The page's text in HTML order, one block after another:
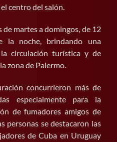
centro del salón.
de martes a domingos, de 12
la noche, brindando una
circulación turística y de
zona de Palermo.
concurrieron más de
especialmente para la
de fumadores amigos de
personas se destacaron las
de Cuba en Uruguay